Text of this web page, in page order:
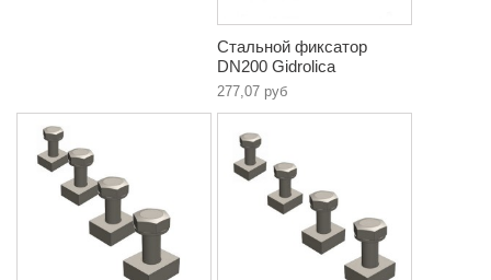
Стальной фиксатор
DN200 Gidrolica
277,07 руб